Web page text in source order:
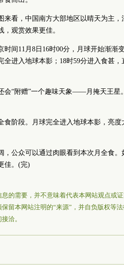
来看，中国南方大部地区以晴天为主，
观赏效果更佳。
间11月8日16时00分，月球开始渐渐
全进入地球本影；18时59分进入食甚，
会“附赠”一个趣味天象——月掩天王星
食阶段。月球完全进入地球本影，亮
，公众可以通过肉眼看到本次月全食。
佳。(完)
的需要，并不意味着代表本网站观点或
留本网站注明的“来源”，并自负版权等
洽。